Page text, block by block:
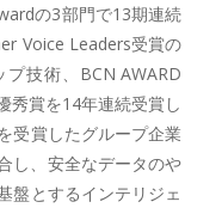
の3部門で13期連続
Voice Leaders受賞の
プ技術、BCN AWARD
秀賞を14年連続受賞し
受賞したグループ企業
し、安全なデータのや
盤とするインテリジェ